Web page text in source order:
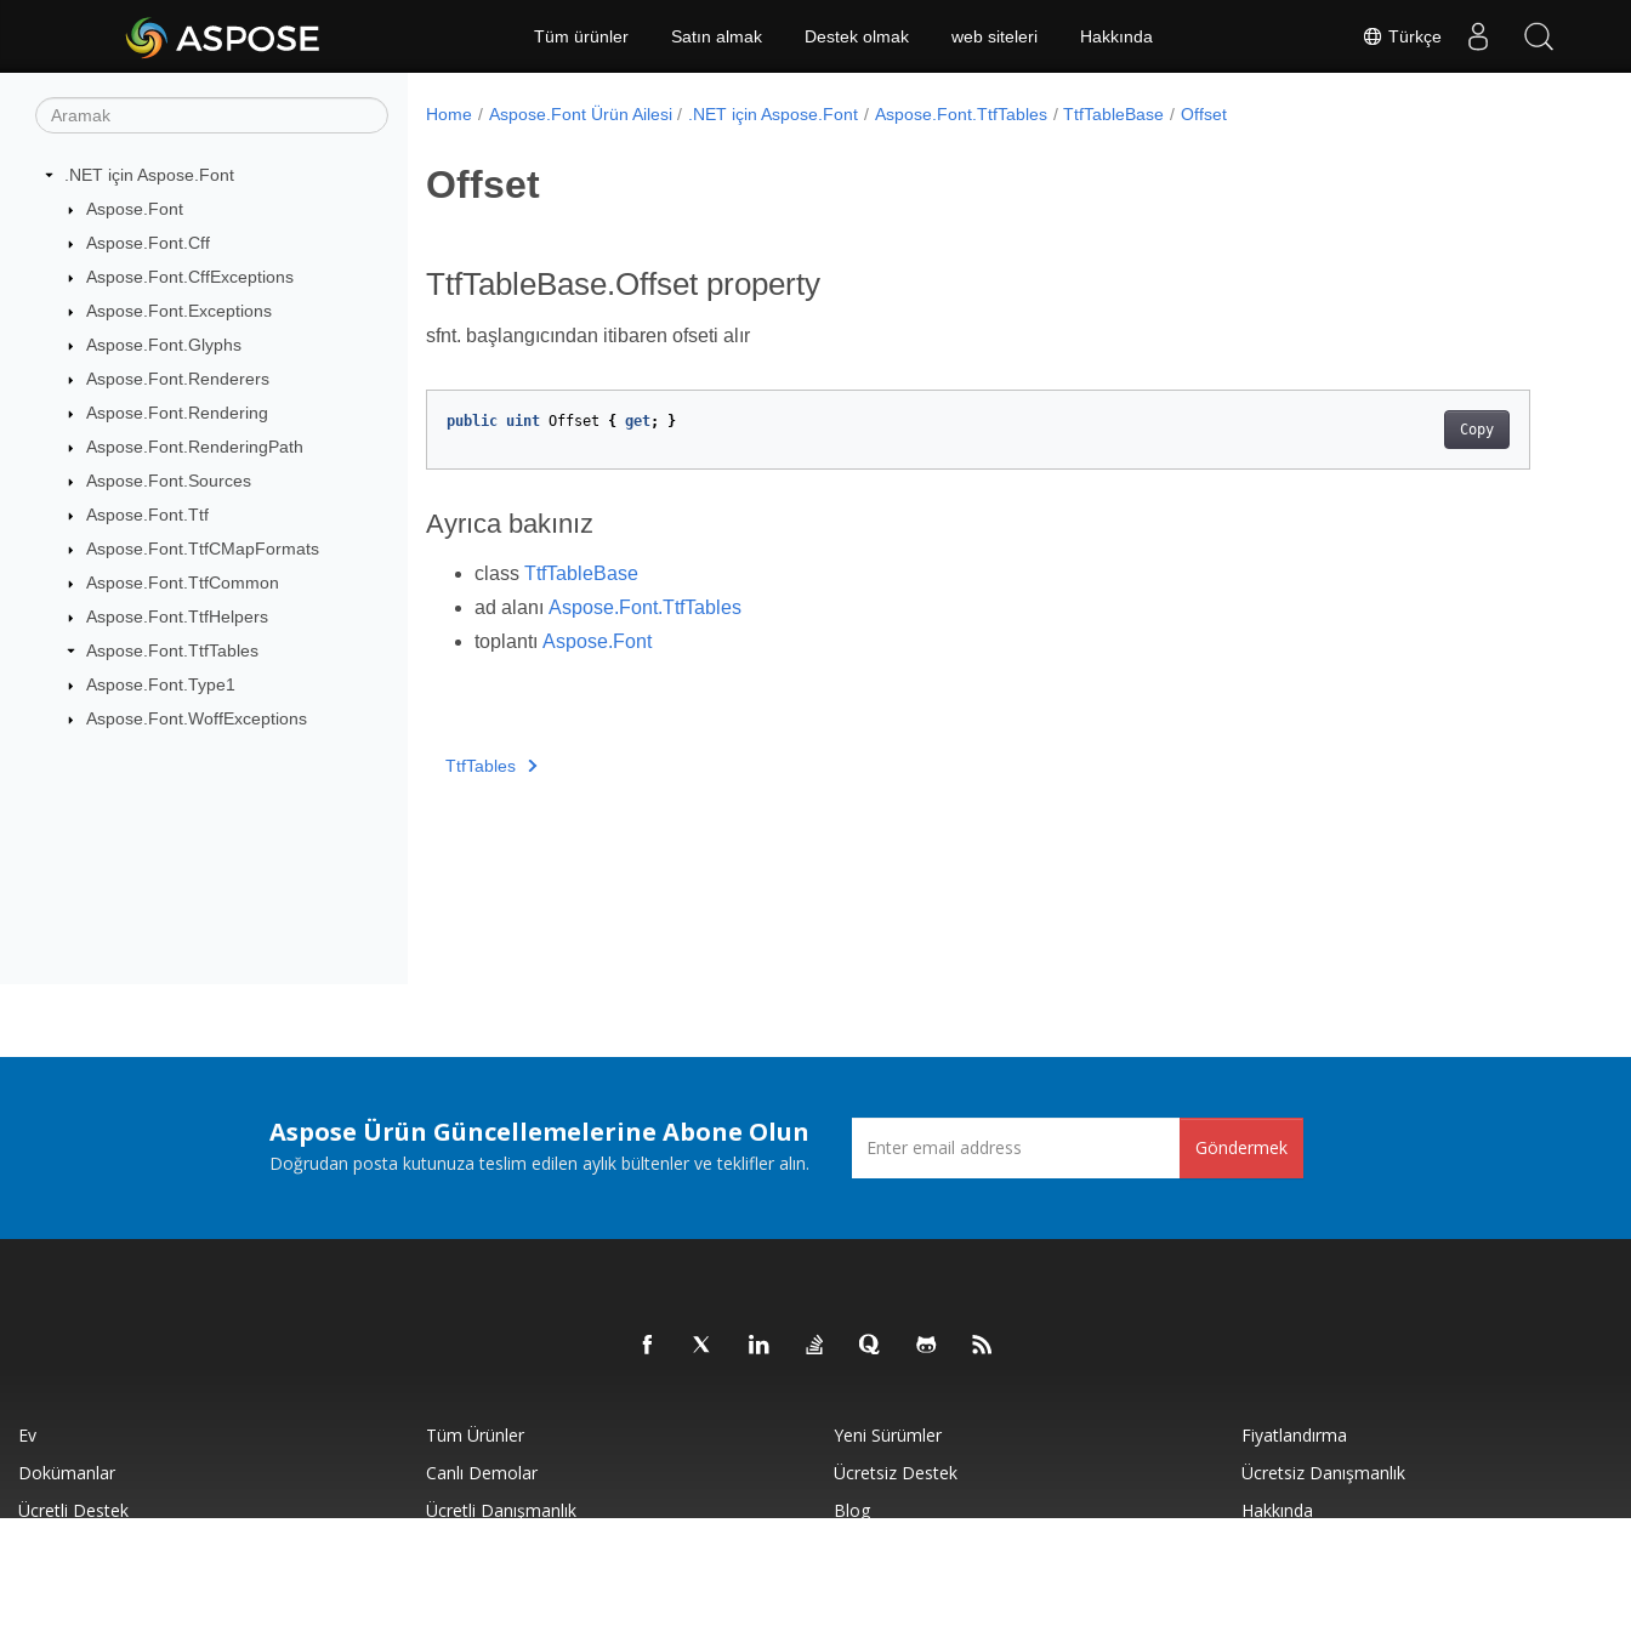
Türkçe
Tüm ürünler Satın almak Destek olmak web siteleri Hakkında
.NET için Aspose.Font
Aspose.Font
Aspose.Font.Cff
Aspose.Font.CffExceptions
Aspose.Font.Exceptions
Aspose.Font.Glyphs
Aspose.Font.Renderers
Aspose.Font.Rendering
Aspose.Font.RenderingPath
Aspose.Font.Sources
Aspose.Font.Ttf
Aspose.Font.TtfCMapFormats
Aspose.Font.TtfCommon
Aspose.Font.TtfHelpers
Aspose.Font.TtfTables
Aspose.Font.Type1
Aspose.Font.WoffExceptions
Home Aspose.Font Ürün Ailesi .NET için Aspose.Font Aspose.Font.TtfTables TtfTableBase Offset
Offset
TtfTableBase.Offset property
sfnt. başlangıcından itibaren ofseti alır
Copy
public uint Offset { get; }
Ayrıca bakınız
class TtfTableBase
ad alanı Aspose.Font.TtfTables
toplantı Aspose.Font
TtfTables
Aspose Ürün Güncellemelerine Abone Olun
Doğrudan posta kutunuza teslim edilen aylık bültenler ve teklifler alın.
Göndermek
Ev Tüm Ürünler Yeni Sürümler
Fiyatlandırma
Dokümanlar
Canlı Demolar Ücretsiz Destek
Ücretsiz Danışmanlık
Ücretli Destek
Ücretli Danışmanlık Blog Hakkında